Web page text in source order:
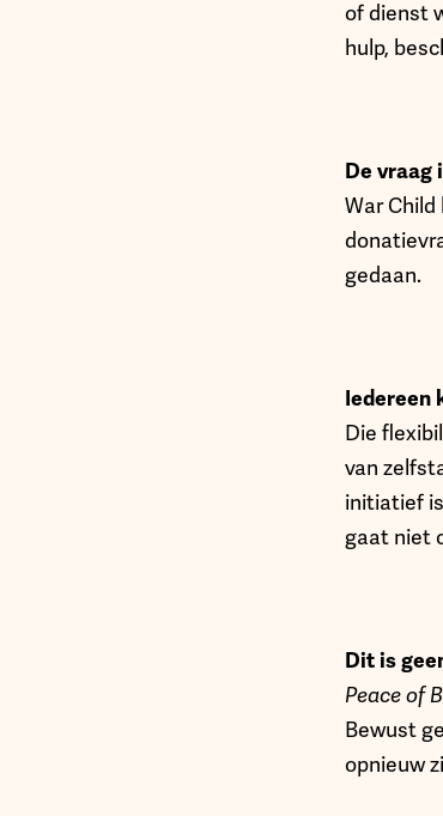
of dienst
hulp,
De vraag
War
gedaan.
Iedereen
Die
van
initiatief
gaat niet
Dit is
Peace of
Bewust
opnieuw